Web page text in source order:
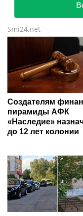
Smi24.net
Создателям
пирамиды АФК
«Наследие»
до 12 лет колонии